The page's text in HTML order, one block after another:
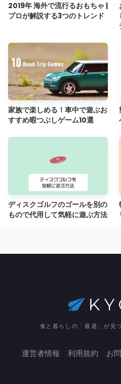
2019年 海外で流行るおもちゃ |
プロが解説する3つのトレンド
家族で楽しめる！車中で遊ぶお
すすめ暇つぶしゲーム10選
ディスクゴルフのゴールを別の
もので代用して気軽に遊ぶ方法
食と暮らしの「最適」が見
運営者情報 利用規約 お